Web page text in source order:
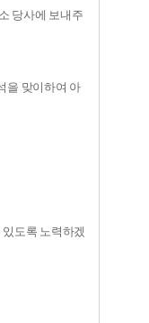
당사에 보내주
을 맞이하여 아
도록 노력하겠